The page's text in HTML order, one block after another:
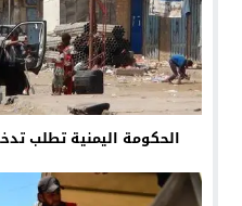
الحكومة اليمنية تطلب